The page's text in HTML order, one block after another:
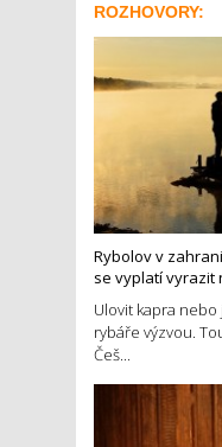
ROZHOVORY:
Rybolov v
se vyplatí vyrazit
Ulovit kapra
rybáře výzvou.
Češ...